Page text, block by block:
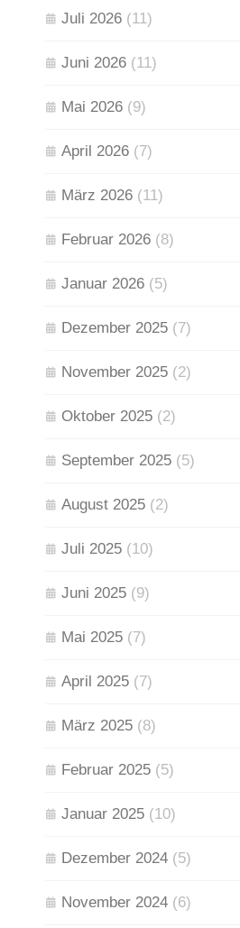
Juli 2026 (11)
Juni 2026 (11)
Mai 2026 (9)
April 2026 (7)
März 2026 (11)
Februar 2026 (8)
Januar 2026 (5)
Dezember 2025 (7)
November 2025 (2)
Oktober 2025 (2)
September 2025 (5)
August 2025 (2)
Juli 2025 (10)
Juni 2025 (9)
Mai 2025 (7)
April 2025 (7)
März 2025 (8)
Februar 2025 (5)
Januar 2025 (10)
Dezember 2024 (5)
November 2024 (6)